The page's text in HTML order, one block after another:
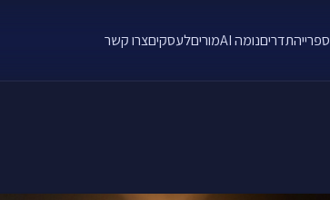
ספרייהתדריםנומה AI מוריםלעסקיםצרו קשר